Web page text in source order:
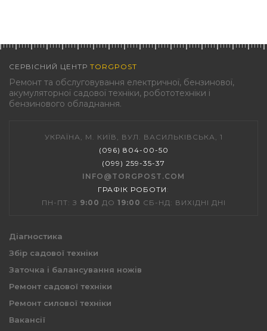
СЕРВІСНИЙ ЦЕНТР TORGPOST
Ремонт та обслуговування електричної, бензинової,
акумуляторної садової техніки, робототехніки і
бензинового обладнання.
УКРАЇНА, М. КИЇВ, ВУЛ. ВАСИЛЬКІВСЬКА, 1
(096) 804-00-50
(099) 259-35-37
INFO@TORGPOST.COM
ГРАФІК РОБОТИ :
ПН-ПТ: З 9:00 ДО 19:00 СБ-НД: ВИХІДНІ ДНІ
Діагностика
Збір садової техніки
Заточка і балансування ножів
Ремонт садової техніки
Ремонт силової техніки
Вакансії